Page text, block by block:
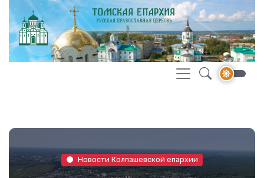
Новости Колпашевской епархии